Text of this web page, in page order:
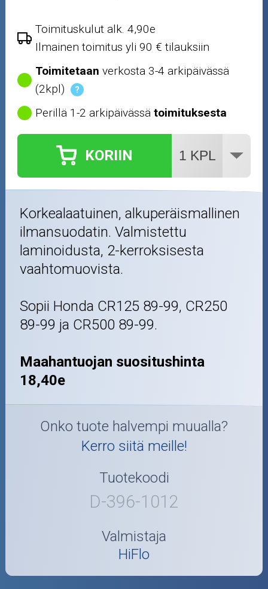
Toimituskulut alk. 4,90e
Ilmainen toimitus yli 90 € tilauksiin
Toimitetaan verkosta 3-4 arkipäivässä
(2kpl)
?
Perillä 1-2 arkipäivässätoimituksesta
KORIIN
Korkealaatuinen, alkuperäismallinen
ilmansuodatin. Valmistettu
laminoidusta, 2-kerroksisesta
vaahtomuovista.
Sopii Honda CR125 89-99, CR250
89-99 ja CR500 89-99.
Maahantuojan suositushinta
18,40e
Onko tuote halvempi muualla?
Kerro siitä meille!
Tuotekoodi
D-396-1012
Valmistaja
HiFlo